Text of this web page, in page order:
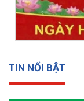
TIN NỔI BẬT